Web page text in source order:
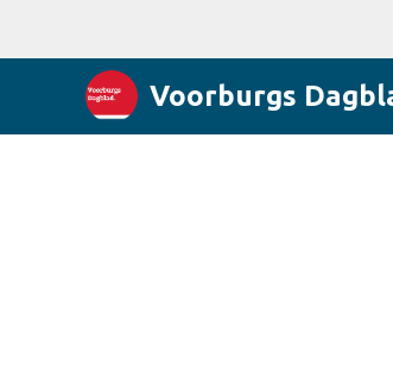
Voorburgs